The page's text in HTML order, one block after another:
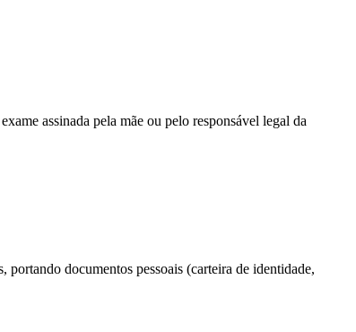
assinada pela mãe ou pelo responsável legal da
documentos pessoais (carteira de identidade,